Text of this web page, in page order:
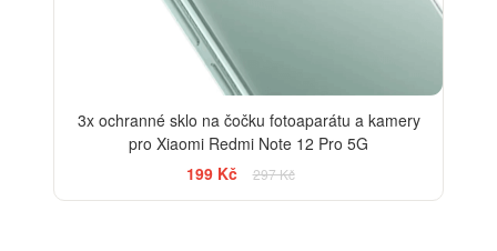
3x ochranné sklo na čočku fotoaparátu a kamery
pro Xiaomi Redmi Note 12 Pro 5G
199 Kč
297 Kč